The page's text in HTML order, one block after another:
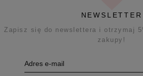
NEWSLETTER
Zapisz się do newslettera i otrzymaj
zakupy!